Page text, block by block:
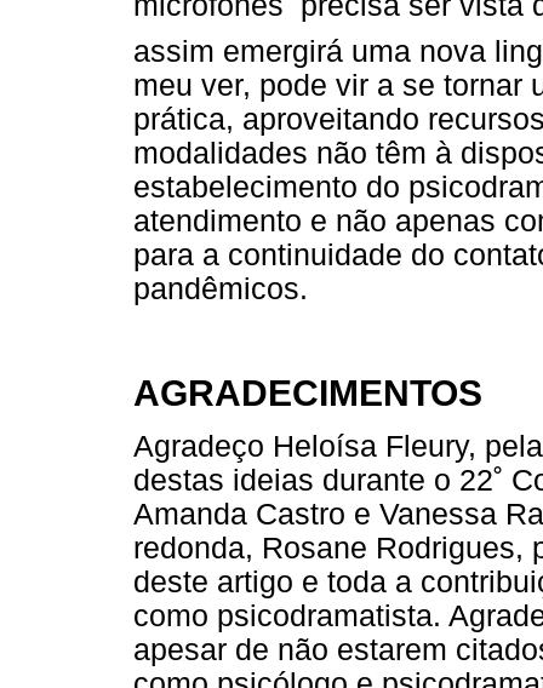
assim emergirá uma nova
meu ver, pode vir a se tornar
prática, aproveitando
modalidades não têm à
estabelecimento do
atendimento e não apenas
para a continuidade do
pandêmicos.
AGRADECIMENTOS
Agradeço Heloísa Fleury,
destas ideias durante o 22˚
Amanda Castro e Vanessa
redonda, Rosane Rodrigues,
deste artigo e toda a
como psicodramatista.
apesar de não estarem